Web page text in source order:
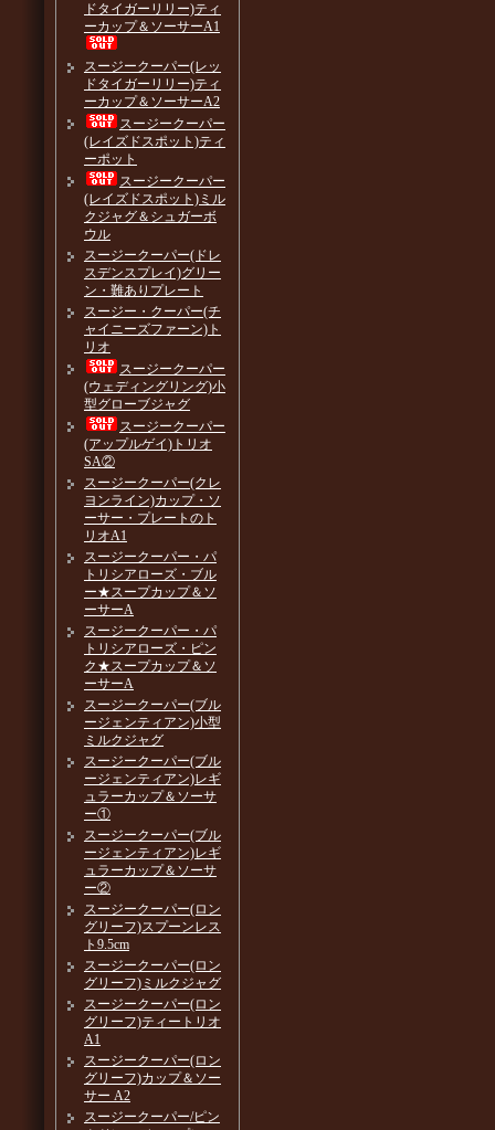
ドタイガーリリー)ティ
ーカップ＆ソーサーA1
スージークーパー(レッ
ドタイガーリリー)ティ
ーカップ＆ソーサーA2
スージークーパー
(レイズドスポット)ティ
ーポット
スージークーパー
(レイズドスポット)ミル
クジャグ＆シュガーボ
ウル
スージークーパー(ドレ
スデンスプレイ)グリー
ン・難ありプレート
スージー・クーパー(チ
ャイニーズファーン)ト
リオ
スージークーパー
(ウェディングリング)小
型グローブジャグ
スージークーパー
(アップルゲイ)トリオ
SA②
スージークーパー(クレ
ヨンライン)カップ・ソ
ーサー・プレートのト
リオA1
スージークーパー・パ
トリシアローズ・ブル
ー★スープカップ＆ソ
ーサーA
スージークーパー・パ
トリシアローズ・ピン
ク★スープカップ＆ソ
ーサーA
スージークーパー(ブル
ージェンティアン)小型
ミルクジャグ
スージークーパー(ブル
ージェンティアン)レギ
ュラーカップ＆ソーサ
ー①
スージークーパー(ブル
ージェンティアン)レギ
ュラーカップ＆ソーサ
ー②
スージークーパー(ロン
グリーフ)スプーンレス
ト9.5cm
スージークーパー(ロン
グリーフ)ミルクジャグ
スージークーパー(ロン
グリーフ)ティートリオ
A1
スージークーパー(ロン
グリーフ)カップ＆ソー
サー A2
スージークーパー/ピン